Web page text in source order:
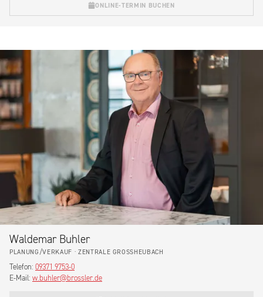
ONLINE-TERMIN BUCHEN
Waldemar Buhler
PLANUNG/VERKAUF · ZENTRALE GROSSHEUBACH
Telefon: 09371 9753-0
E-Mail: w.buhler@brossler.de